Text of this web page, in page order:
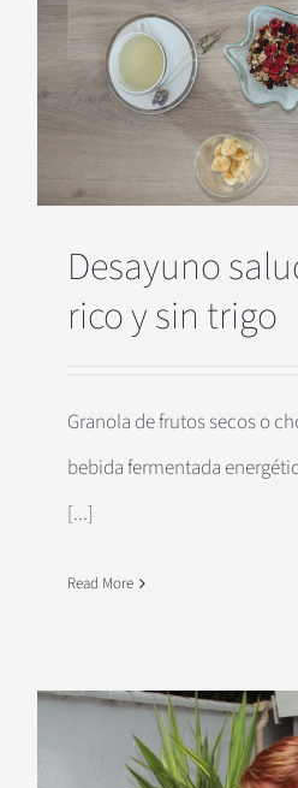
Desayuno
rico y sin trigo
Granola de frutos secos o
bebida fermentada
[...]
Read More